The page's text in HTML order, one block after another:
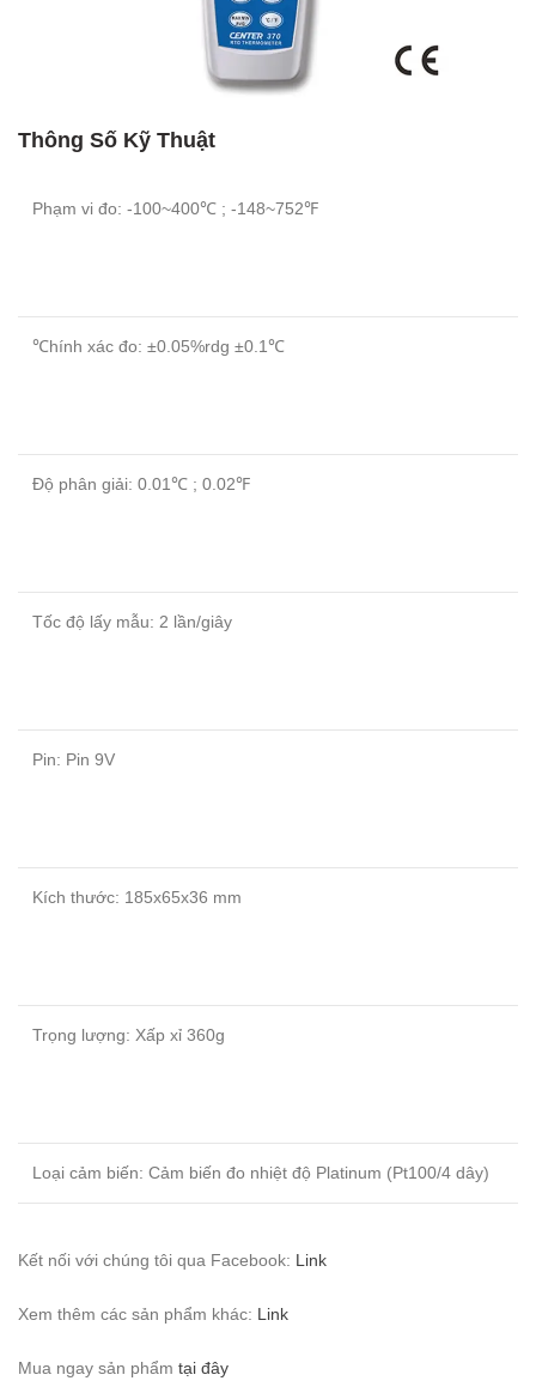
Thông Số Kỹ Thuật
Phạm vi đo: -100~400℃ ; -148~752℉
℃hính xác đo: ±0.05%rdg ±0.1℃
Độ phân giải: 0.01℃ ; 0.02℉
Tốc độ lấy mẫu: 2 lần/giây
Pin: Pin 9V
Kích thước: 185x65x36 mm
Trọng lượng: Xấp xỉ 360g
Loại cảm biến: Cảm biến đo nhiệt độ Platinum (Pt100/4 dây)
Kết nối với chúng tôi qua Facebook: Link
Xem thêm các sản phẩm khác: Link
Mua ngay sản phẩm tại đây